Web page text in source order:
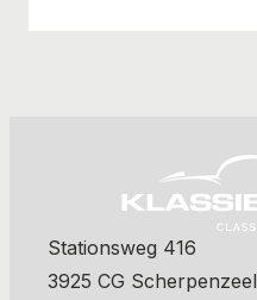
Stationsweg 416
3925 CG Scherpenzeel